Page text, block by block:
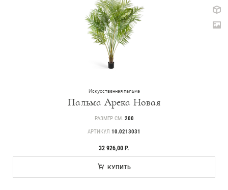
Искусственная пальма
Пальма Арека Новая
РАЗМЕР СМ. 200
АРТИКУЛ 10.0213031
32 926,00 Р.
КУПИТЬ